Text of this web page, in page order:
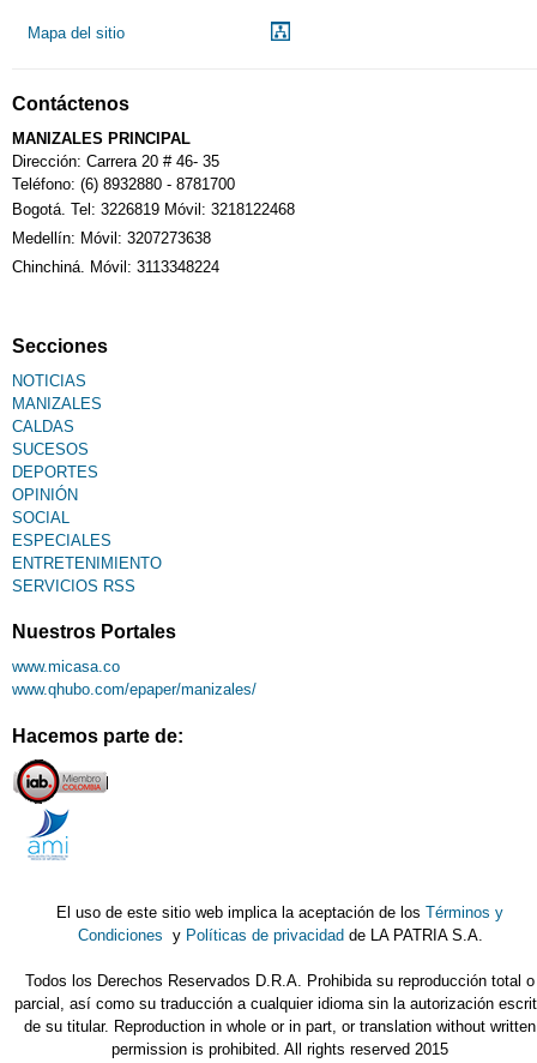
Mapa del sitio
Contáctenos
MANIZALES PRINCIPAL
Dirección: Carrera 20 # 46- 35
Teléfono: (6) 8932880 - 8781700
Bogotá. Tel: 3226819 Móvil: 3218122468
Medellín: Móvil: 3207273638
Chinchiná. Móvil: 3113348224
Secciones
NOTICIAS
MANIZALES
CALDAS
SUCESOS
DEPORTES
OPINIÓN
SOCIAL
ESPECIALES
ENTRETENIMIENTO
SERVICIOS RSS
Nuestros Portales
www.micasa.co
www.qhubo.com/epaper/manizales/
Hacemos parte de:
El uso de este sitio web implica la aceptación de losTérminos y
Condiciones y Políticas de privacidad de LA PATRIA S.A.
Todos los Derechos Reservados D.R.A. Prohibida su reproducción total o
parcial, así como su traducción a cualquier idioma sin la autorización
de su titular. Reproduction in whole or in part, or translation without written
permission is prohibited. All rights reserved 2015